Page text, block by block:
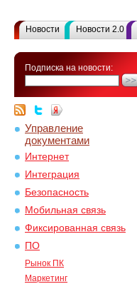
Новости Новости 2.0
Подписка на новости:
Управление
документами
Интернет
Интеграция
Безопасность
Мобильная связь
Фиксированная связь
ПО
Рынок ПК
Маркетинг